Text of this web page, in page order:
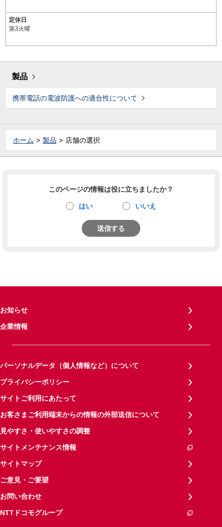
定休日
第3火曜
製品
携帯電話の電波防護への適合性について
ホーム 製品 店舗の選択
このページの情報は役に立ちましたか？
はい いいえ
送信する
お知らせ
企業情報
パーソナルデータ（個人情報など）について
プライバシーポリシー
サイトご利用にあたって
お客さまご利用端末からの情報の外部送信について
見やすさ・使いやすさの調整
サイトメンテナンス情報
サイトマップ
ご意見・ご要望
お問い合わせ
NTTドコモグループ